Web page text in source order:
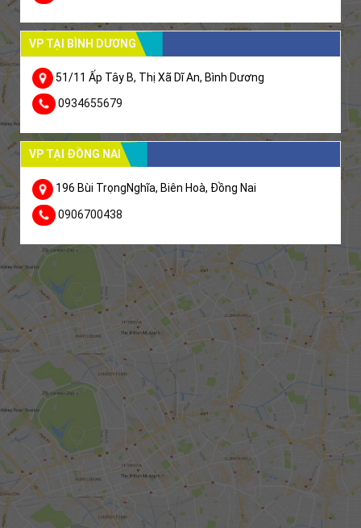
VP TẠI BÌNH DƯƠNG
51/11 Ấp Tây B, Thị Xã Dĩ An, Bình Dương
0934655679
VP TẠI ĐỒNG NAI
196 Bùi TrọngNghĩa, Biên Hoà, Đồng Nai
0906700438